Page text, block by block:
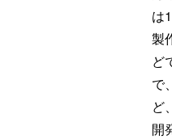
は
製
ど
で
ど
開